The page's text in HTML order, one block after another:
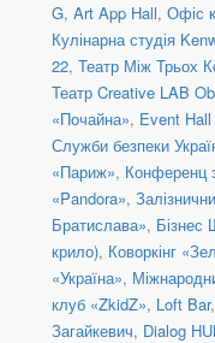
G, Art App Hall, Офіс
Кулінарна студія
22, Театр Між Трьох
Театр Creative LAB
«Почайна», Event
Служби безпеки
«Париж», Конференц
«Pandora»,
Братислава», Бізнес
крило), Коворкінг
«Україна»,
клуб «ZkidZ», Loft Bar,
Загайкевич, Dialog